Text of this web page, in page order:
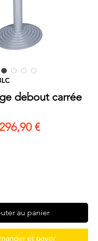
debout carrée
296,90 €Prix
au panier
et payer